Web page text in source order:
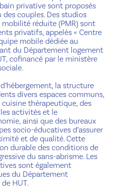
privative sont proposés
des couples. Des studios
réduite (PMR) sont
privatifs, appelés « Centre
mobile dédiée au
du Département logement
cofinancé par le ministère
la structure
divers espaces communs,
thérapeutique, des
activités et le
ainsi que des bureaux
socio-éducatives d’assurer
et de qualité. Cette
durable des conditions de
du sans-abrisme. Les
sont également
du Département
HUT.